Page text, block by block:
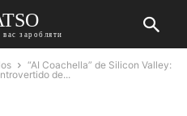
заробляти
“AI Coachella” de Silicon Valley:
de...